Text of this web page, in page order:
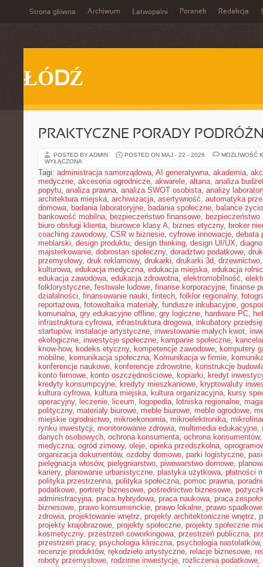
Strona główna Archiwum Łatwopalni Poranek Redakcja
ŁÓDŹ
PRAKTYCZNE PORADY
POSTED BY ADMIN POSTED ON MAJ - 22 - 2026
MOŻLIWOŚĆ
WYŁĄCZONA
Tagi: administracja samorządowa, AI generatywna, akademia,
medyczne, akcesoria ogrodnicze, akwarele, altana, analiza
popytu, analiza prawna, analiza SWOT osobista, analizy
architektura miejska, archiwizacja, asertywność, automatyka
domowa, badania laboratoryjne, badania społeczne, balance
bankowość mobilna, bezpieczeństwo finansowe, bezpieczeństwo
biuro obsługi klienta, biurowce klasy A, biznes etyczny, broker
coaching zawodowy, CSR w biznesie, cyfrowe innowacje, debata
meblarski, design produktu, design thinking, design UI/UX,
majsterkowanie, dobrostan społeczny, doradztwo podatkowe,
przemysłowy, druk reklamowy, drukarki, drukarki 3d, drzewnictwo
kulturowa, edukacja medyczna, edukacja miejska, edukacja
edukacja zawodowa, edukacja zdrowotna, elektromobilność,
folklorystyczne, festiwale ludowe, finanse korporacyjne, finanse
działalności, finansowanie nauki, fintech, folklor regionalny,
reportażowa, fotowoltaika materiały, fundusze inkubacyjne,
komunalna, gry edukacyjne offline, gry logiczne, hardware PC,
infrastruktura cyfrowa, infrastruktura drogowa, inkubatory
startupów, instalacje artystyczne, inwestowanie małych kwot,
ekologiczne, inwestycje społeczne, kampanie społeczne,
know-how, kodeks etyczny, kompetencje zawodowe, komputery
mobilne, komunikacja społeczna, Komunikacja w firmie,
konferencje naukowe, konferencje zdrowotne, konstrukcje
konto firmowe, konto oszczędnościowe, kopiarki, kredyt
kredyty konsumpcyjne, kredyty mieszkaniowe, kryptowaluty
kultura cyfrowa, kultura miejska, kultura organizacyjna, kursy
operacyjny, leczenie, liceum, logopedia, lotniska regionalne,
polityczny, materiały biurowe, meble biurowe, meble ogrodowe,
miejskie ogrodnictwo, mikroekonomia, mikroelektronika,
rynku inwestycji, monitorowanie zdrowia, multimedia edukacyjne,
danych osobowych, ochrona konsumenta, ochrona konsumentów
medyczna, ogród zimowy, oleje, opieka przedszkolna,
organizacja dokumentów, ozdoby domowe, parki logistyczne,
pielęgnacja włosów, pielęgniarstwo, piwowarstwo domowe,
kariery, planowanie urbanistyczne, plastyka użytkowa, płatności
polityka przestrzenna, polityka społeczna, pomoc prawna,
podatkowe, portrety biznesowe, pośrednictwo biznesowe,
administracyjna, praca hybrydowa, praca naukowa, praca
biznesowe, prawo konsumenckie, prawo lokalne, prawo spadkowe
zdrowia, projektowanie wnętrz, projekty architektoniczne wnętrz,
projekty krajobrazowe, projekty społeczne, projekty społeczne
kosmetyczny, przestrzeń coworkingowa, przestrzeń publiczna,
przestrzeń pracy, psychologia kliniczna, psychologia nastolatków
recenzje produktów, rękodzieło artystyczne, relacje biznesowe,
roboty przemysłowe, rodzinne inwestycje, rozliczenia podatkowe,